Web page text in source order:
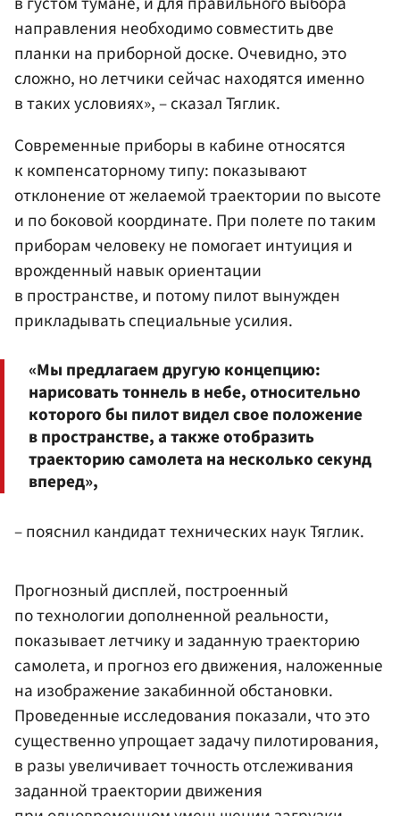
направления необходимо совместить две
планки на приборной доске. Очевидно, это
сложно, но летчики сейчас находятся именно
в таких условиях», – сказал Тяглик.
Современные приборы в кабине относятся
к компенсаторному типу: показывают
отклонение от желаемой траектории по высоте
и по боковой координате. При полете по таким
приборам человеку не помогает интуиция и
врожденный навык ориентации
в пространстве, и потому пилот вынужден
прикладывать специальные усилия.
«Мы предлагаем другую концепцию:
нарисовать тоннель в небе, относительно
которого бы пилот видел свое положение
в пространстве, а также отобразить
траекторию самолета на несколько секунд
вперед»,
– пояснил кандидат технических наук Тяглик.
Прогнозный дисплей, построенный
по технологии дополненной реальности,
показывает летчику и заданную траекторию
самолета, и прогноз его движения, наложенные
на изображение закабинной обстановки.
Проведенные исследования показали, что это
существенно упрощает задачу пилотирования,
в разы увеличивает точность отслеживания
заданной траектории движения